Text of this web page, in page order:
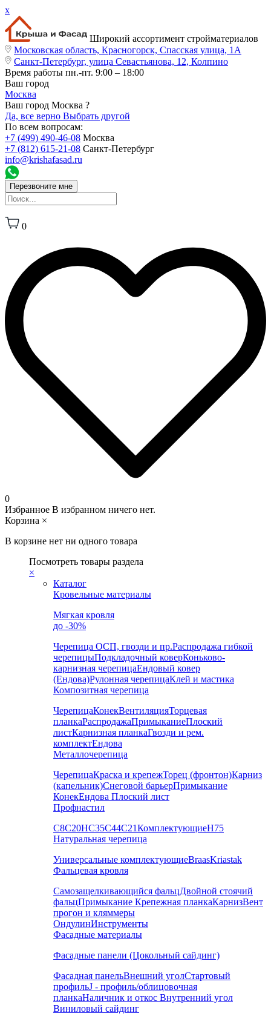
x
Широкий ассортимент стройматериалов
Московская область, Красногорск, Спасская улица, 1А
Санкт-Петербург, улица Севастьянова, 12, Колпино
Время работы пн.-пт. 9:00 – 18:00
Ваш город
Москва
Ваш город Москва ?
Да, все верно Выбрать другой
По всем вопросам:
+7 (499) 490-46-08 Москва
+7 (812) 615-21-08 Санкт-Петербург
info@krishafasad.ru
Перезвоните мне
0
0
Избранное В избранном ничего нет.
Корзина ×
В корзине нет ни одного товара
Посмотреть товары раздела
×
Каталог
Кровельные материалы
Мягкая кровля
до -30%
Черепица ОСП, гвозди и пр.Распродажа гибкой
черепицыПодкладочный коверКоньково-
карнизная черепицаЕндовый ковер
(Ендова)Рулонная черепицаКлей и мастика
Композитная черепица
ЧерепицаКонекВентиляцияТорцевая
планкаРаспродажаПримыканиеПлоский
листКарнизная планкаГвозди и рем.
комплектЕндова
Металлочерепица
ЧерепицаКраска и крепежТорец (фронтон)Карниз
(капельник)Снеговой барьерПримыкание
КонекЕндова Плоский лист
Профнастил
С8С20НС35С44С21КомплектующиеН75
Натуральная черепица
Универсальные комплектующиеBraasKriastak
Фальцевая кровля
Самозащелкивающийся фальцДвойной стоячий
фальцПримыкание Крепежная планкаКарнизВент
прогон и кляммеры
ОндулинИнструменты
Фасадные материалы
Фасадные панели (Цокольный сайдинг)
Фасадная панельВнешний уголСтартовый
профильJ - профиль/облицовочная
планкаНаличник и откос Внутренний угол
Виниловый сайдинг